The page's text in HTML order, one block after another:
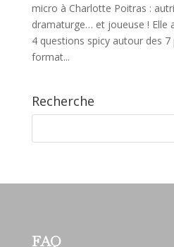
micro à Charlotte Poitras :
dramaturge… et joueuse ! Elle
4 questions spicy autour des 7
format...
Recherche
FAQ